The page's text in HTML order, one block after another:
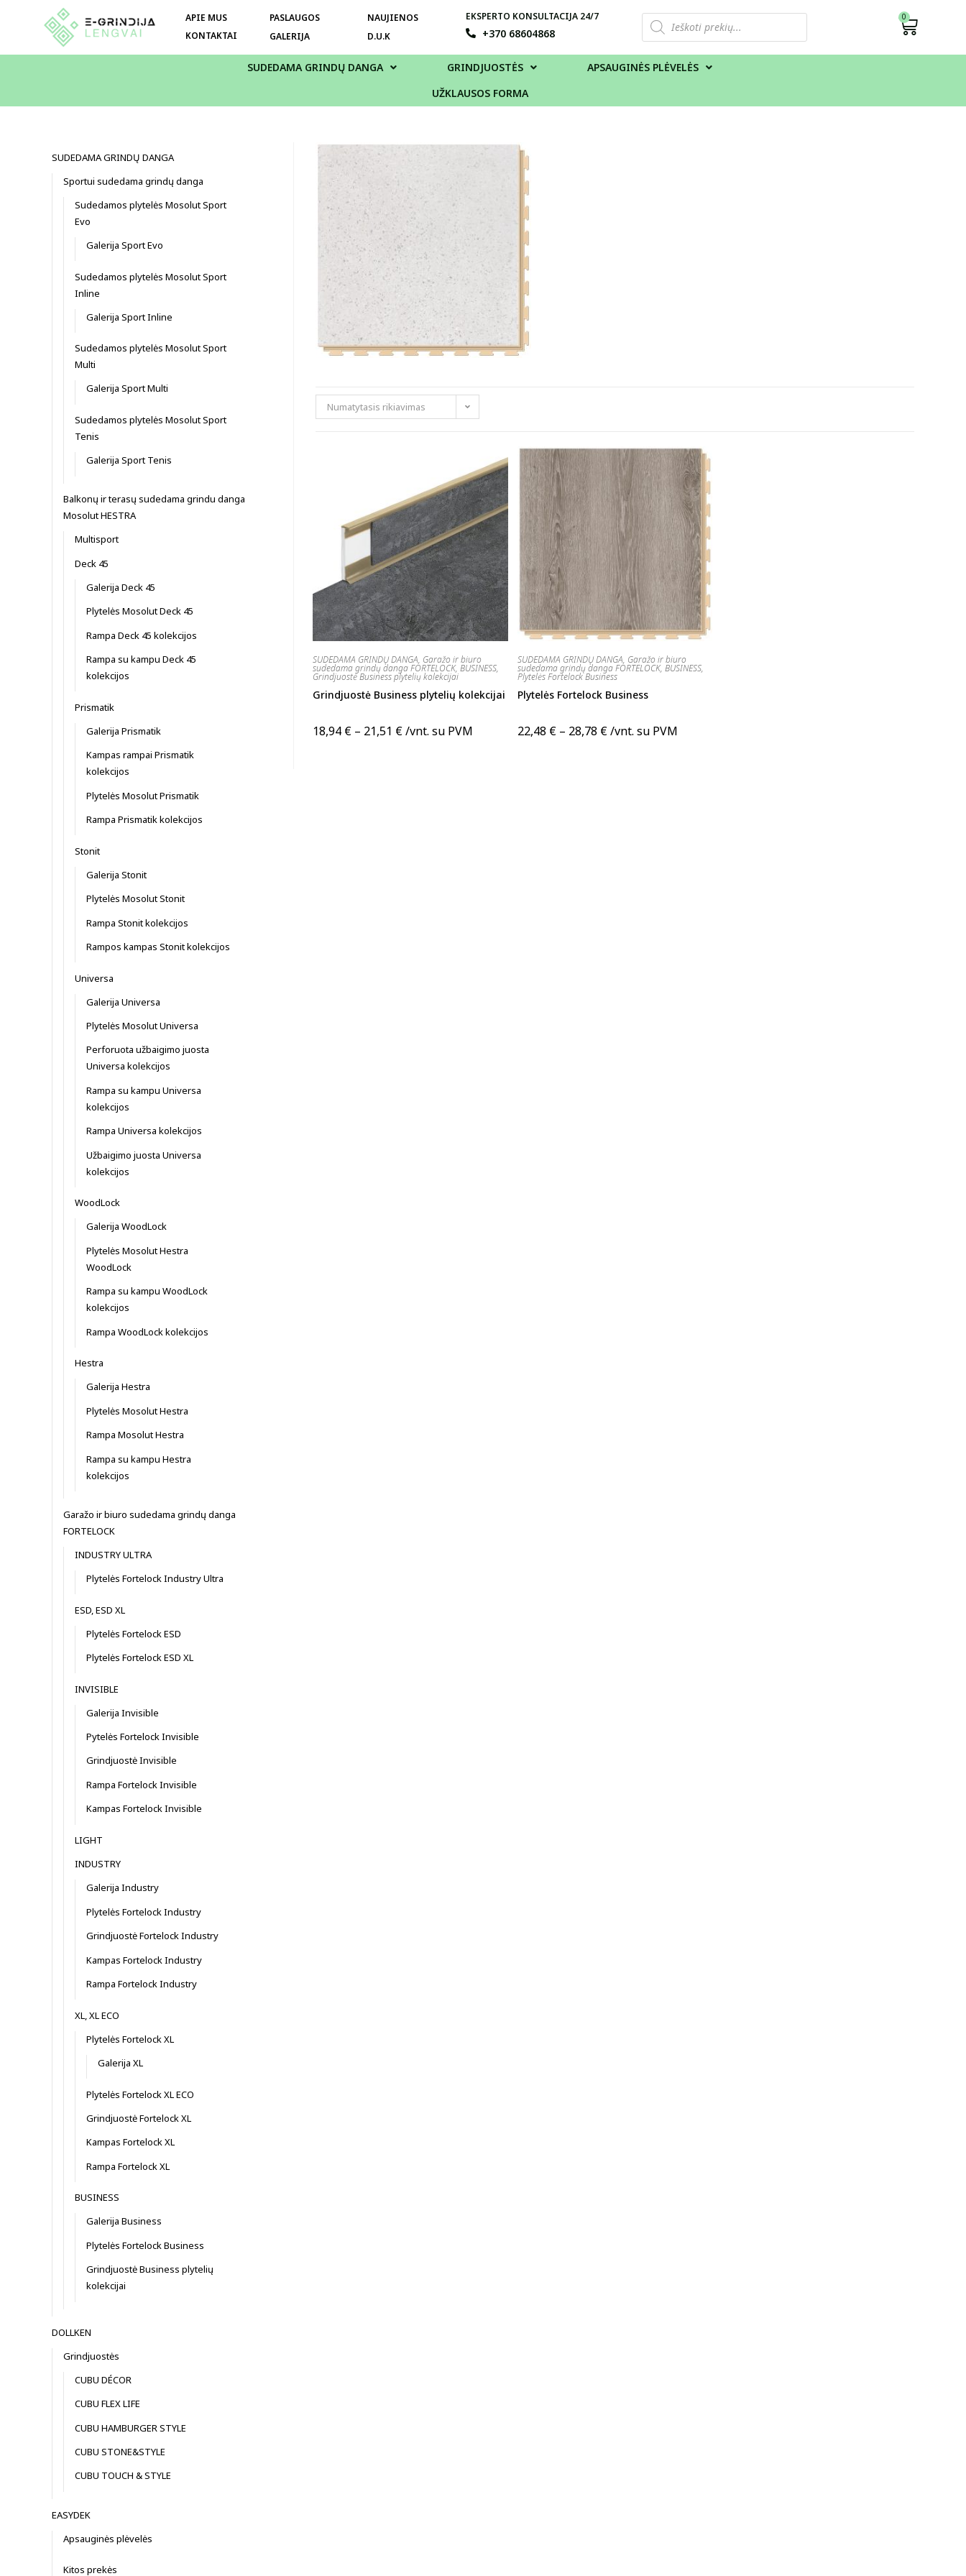
APIE MUS
KONTAKTAI
PASLAUGOS
GALERIJA
NAUJIENOS
D.U.K
EKSPERTO KONSULTACIJA 24/7
+370 68604868
0
SUDEDAMA GRINDŲ DANGA GRINDJUOSTĖS
APSAUGINĖS PLĖVELĖS
UŽKLAUSOS FORMA
Numatytasis rikiavimas
SUDEDAMA GRINDŲ DANGA, Garažo ir biuro
sudedama grindų danga FORTELOCK,BUSINESS,
Grindjuostė Business plytelių kolekcijai
Grindjuostė Business plytelių kolekcijai
18,94 € – 21,51 €/vnt. su PVM
SUDEDAMA GRINDŲ DANGA, Garažo ir biuro
sudedama grindų danga FORTELOCK, BUSINESS,
Plytelės Fortelock Business
Plytelės Fortelock Business
22,48 € – 28,78 € /vnt. su PVM
SUDEDAMA GRINDŲ DANGA
Sportui sudedama grindų danga
Sudedamos plytelės Mosolut Sport
Evo
Galerija Sport Evo
Sudedamos plytelės Mosolut Sport
Inline
Galerija Sport Inline
Sudedamos plytelės Mosolut Sport
Multi
Galerija Sport Multi
Sudedamos plytelės Mosolut Sport
Tenis
Galerija Sport Tenis
Balkonų ir terasų sudedama grindu danga
Mosolut HESTRA
Multisport
Deck 45
Galerija Deck 45
Plytelės Mosolut Deck 45
Rampa Deck 45 kolekcijos
Rampa su kampu Deck 45
kolekcijos
Prismatik
Galerija Prismatik
Kampas rampai Prismatik
kolekcijos
Plytelės Mosolut Prismatik
Rampa Prismatik kolekcijos
Stonit
Galerija Stonit
Plytelės Mosolut Stonit
Rampa Stonit kolekcijos
Rampos kampas Stonit kolekcijos
Universa
Galerija Universa
Plytelės Mosolut Universa
Perforuota užbaigimo juosta
Universa kolekcijos
Rampa su kampu Universa
kolekcijos
Rampa Universa kolekcijos
Užbaigimo juosta Universa
kolekcijos
WoodLock
Galerija WoodLock
Plytelės Mosolut Hestra
WoodLock
Rampa su kampu WoodLock
kolekcijos
Rampa WoodLock kolekcijos
Hestra
Galerija Hestra
Plytelės Mosolut Hestra
Rampa Mosolut Hestra
Rampa su kampu Hestra
kolekcijos
Garažo ir biuro sudedama grindų danga
FORTELOCK
INDUSTRY ULTRA
Plytelės Fortelock Industry Ultra
ESD, ESD XL
Plytelės Fortelock ESD
Plytelės Fortelock ESD XL
INVISIBLE
Galerija Invisible
Pytelės Fortelock Invisible
Grindjuostė Invisible
Rampa Fortelock Invisible
Kampas Fortelock Invisible
LIGHT
INDUSTRY
Galerija Industry
Plytelės Fortelock Industry
Grindjuostė Fortelock Industry
Kampas Fortelock Industry
Rampa Fortelock Industry
XL, XL ECO
Plytelės Fortelock XL
Galerija XL
Plytelės Fortelock XL ECO
Grindjuostė Fortelock XL
Kampas Fortelock XL
Rampa Fortelock XL
BUSINESS
Galerija Business
Plytelės Fortelock Business
Grindjuostė Business plytelių
kolekcijai
DOLLKEN
Grindjuostės
CUBU DÉCOR
CUBU FLEX LIFE
CUBU HAMBURGER STYLE
CUBU STONE&STYLE
CUBU TOUCH & STYLE
EASYDEK
Apsauginės plėvelės
Kitos prekės